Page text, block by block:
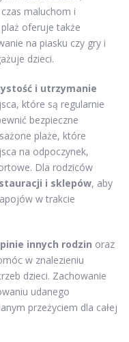
maluchom i
oferuje także
na piasku czy gry i
dzieci.
i utrzymanie
które są regularnie
bezpieczne
plaże, które
na odpoczynek,
Dla rodziców
i sklepów, aby
w trakcie
innych rodzin oraz
w znalezieniu
dzieci. Zachowanie
udanego
przeżyciem dla całej